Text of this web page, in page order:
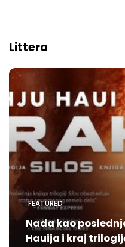
Littera
FEATURED
Nada kao
Hauija i kraj